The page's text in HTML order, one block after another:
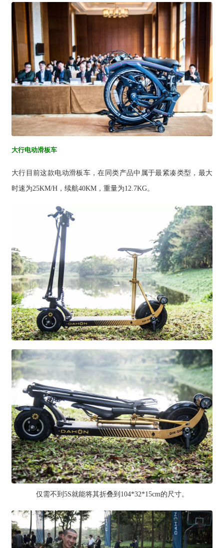
大行电动滑板车
大行目前这款电动滑板车，在同类产品中属于最紧凑类型，最大
时速为25KM/H，续航40KM，重量为12.7KG。
仅需不到5S就能将其折叠到104*32*15cm的尺寸。